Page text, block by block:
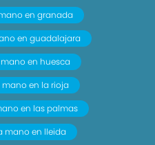
en granada
en guadalajara
en huesca
en la rioja
en las palmas
mano en lleida